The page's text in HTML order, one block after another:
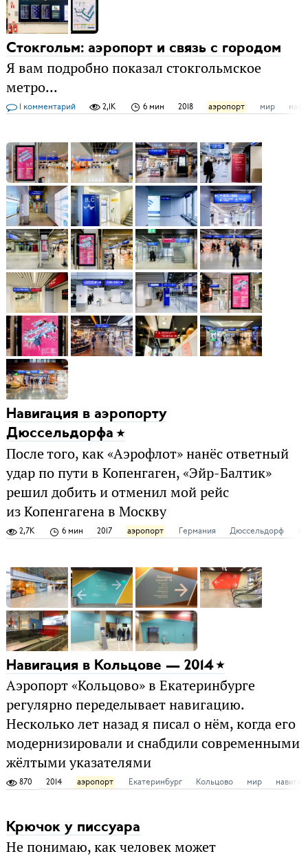
Стокгольм: аэропорт и связь с городом
Я вам подробно показал стокгольмское
метро...
1 комментарий 2,1K 6 мин 2018 аэропорт мир
Навигация в аэропорту
Дюссельдорфа
После того, как «Аэрофлот» нанёс ответный
удар по пути в Копенгаген, «Эйр-Балтик»
решил добить и отменил мой рейс
из Копенгагена в Москву
2,7K 6 мин 2017 аэропорт Германия Дюссельдорф
Навигация в Кольцове — 2014
Аэропорт «Кольцово» в Екатеринбурге
регулярно переделывает навигацию.
Несколько лет назад я писал о нём, когда его
модернизировали и снабдили современными
жёлтыми указателями
870 2014 аэропорт Екатеринбург Кольцово мир
Крючок у писсуара
Не понимаю, как человек может